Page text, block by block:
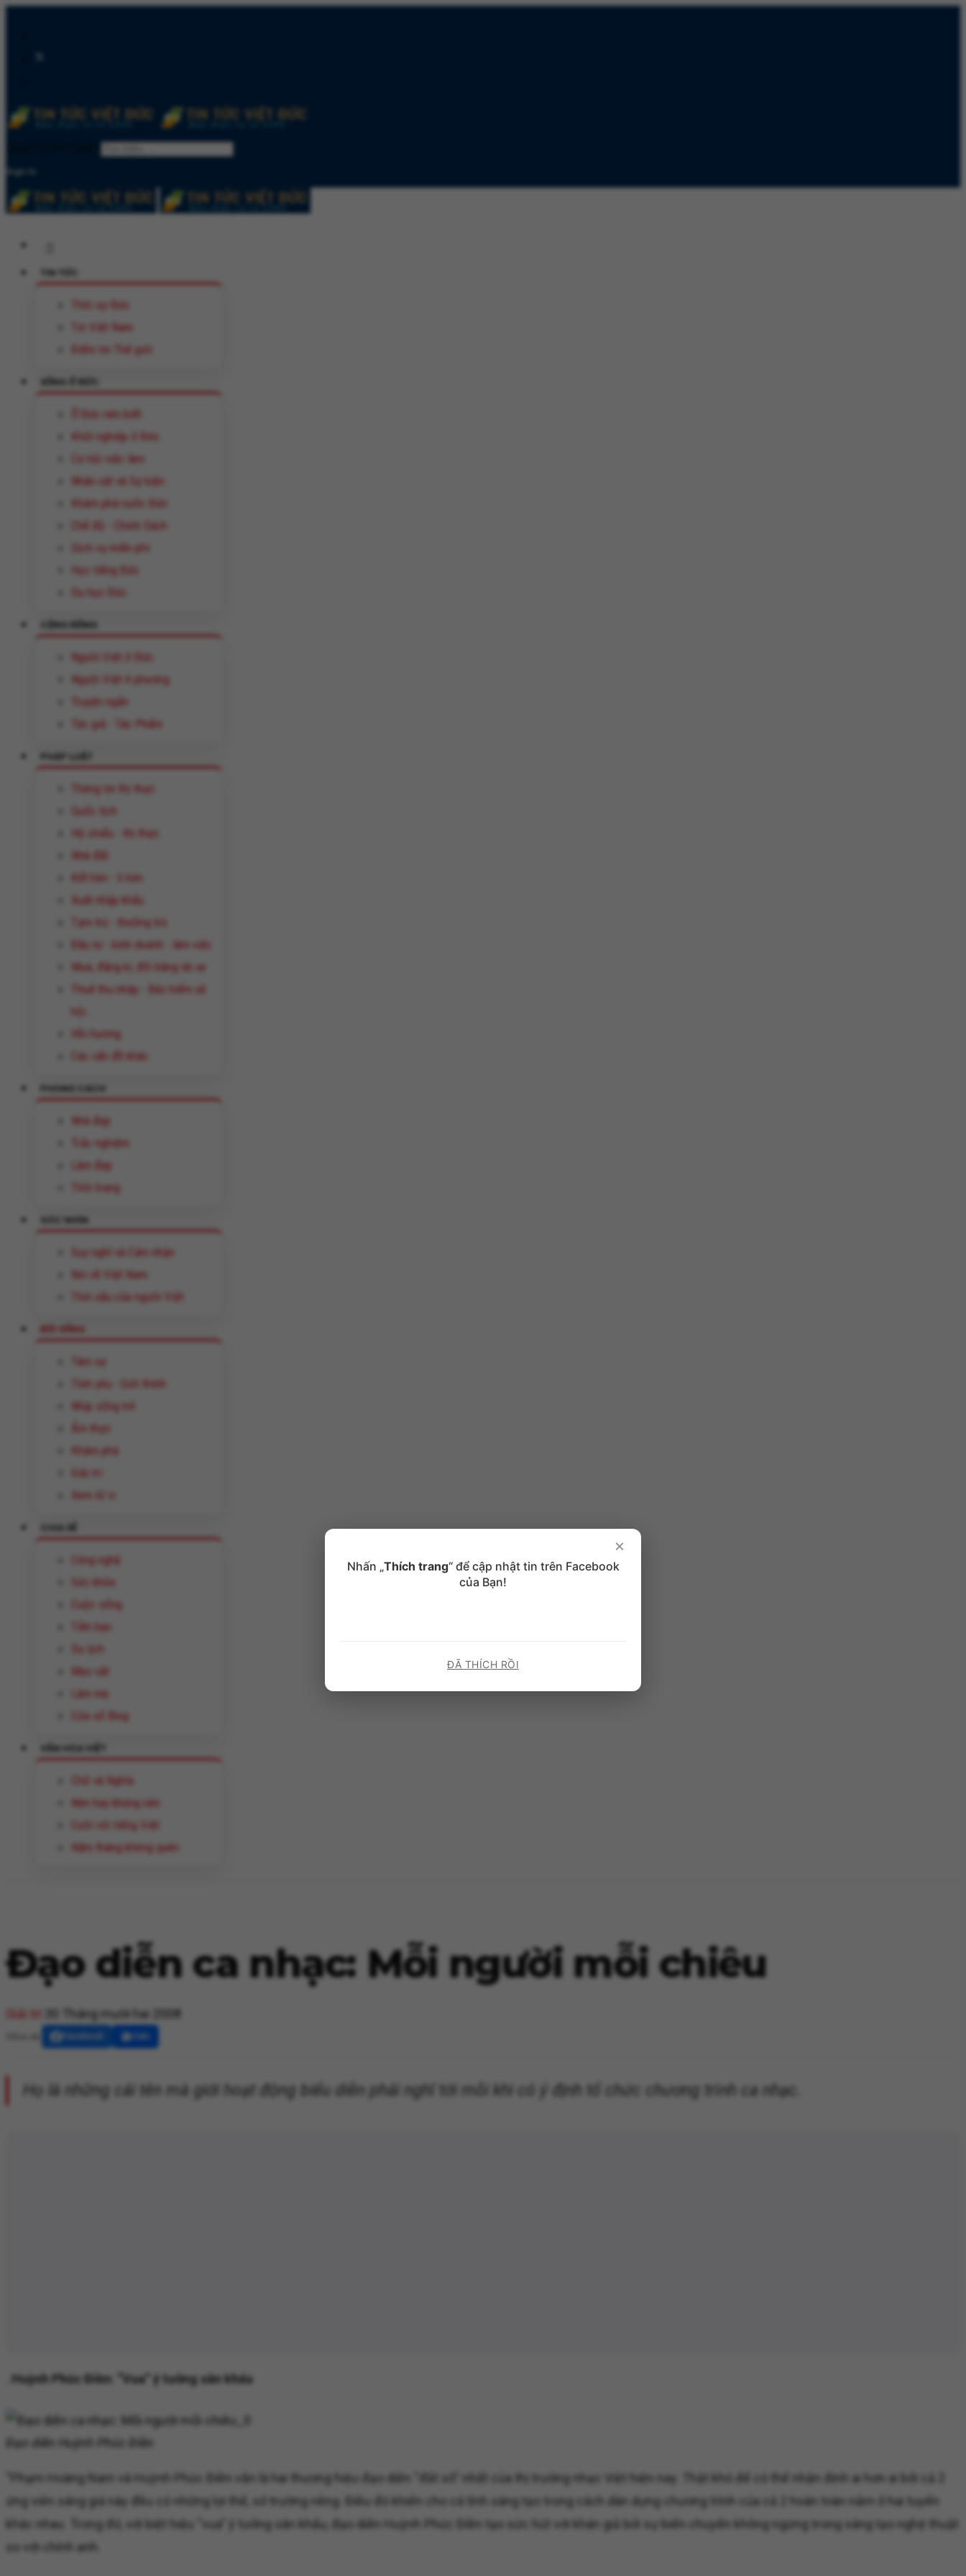
Sign In
TIN TỨC
Thời sự Đức
Tin Việt Nam
Điểm tin Thế giới
SỐNG Ở ĐỨC
Ở Đức nên biết
Khởi nghiệp ở Đức
Cơ hội việc làm
Nhân vật và Sự kiện
Khám phá nước Đức
Chế độ - Chính Sách
Dịch vụ miễn phí
Học tiếng Đức
Du học Đức
CỘNG ĐỒNG
Người Việt ở Đức
Người Việt 4 phương
Truyện ngắn
Tác giả - Tác Phẩm
Thông tin thị thực
Quốc tịch
Hộ chiếu - thị thực
Nhà đất
Kết hôn - li hôn
Xuất nhập khẩu
Tạm trú - thường trú
Đầu tư - kinh doanh - làm việc
Mua, đăng kí, đổi bằng lái xe
Thuế thu nhâp - Bảo hiểm xã
hội
Hồi hương
Các vấn đề khác
PHONG CÁCH
Nhà đẹp
Trắc nghiệm
Làm đẹp
Thời trang
GÓC NHÌN
Suy nghĩ và Cảm nhận
Nói về Việt Nam
Thói xấu của người Việt
ĐỜI SỐNG
Tâm sự
Tình yêu - Giới thính
Nhịp sống trẻ
Ẩm thực
Khám phá
Giải trí
Xem tử vi
CHIA SẺ
Công nghệ
Sức khỏe
Cuộc sống
Tiền bạc
Du lịch
Mẹo vặt
Làm mẹ
Cửa sổ Blog
VĂN HÓA VIỆT
Chữ và Nghĩa
Nên hay không nên
Cười với tiếng Việt
Năm tháng không quên
Đạo diễn ca nhạc: Mỗi người mỗi chiêu
Giải trí 30 Tháng mười hai 2008
Họ là những cái tên mà giới hoạt động biểu diễn phải nghĩ tới mỗi khi có ý định tổ chức chương trình ca nhạc.
Huỳnh Phúc Điền: “Vua” ý tưởng sân khấu
Đạo diễn Huỳnh Phúc Điền
“Phạm Hoàng Nam và Huỳnh Phúc Điền vẫn là hai thương hiệu đạo diễn “đắt sô” nhất của thị trường nhạc Việt hiện nay. Thật khó để có thể nhận định ai hơn ai bởi cả 2
ứng viên sáng giá này đều có những lợi thế, sở trường riêng. Điều đó khiến cho cá tính sáng tạo trong cách dàn dựng chương trình của cả 2 hoàn toàn nằm ở hai tuyến
khác nhau. Trong đó, với biệt hiệu “vua” ý tưởng sân khấu, đạo diễn Huỳnh Phúc Điền tạo sức hút với khán giả bởi sự biến chuyển không ngừng trong sáng tạo nghệ thuật
so với chính anh.
×
Nhấn „Thích trang“ để cập nhật tin trên Facebook
của Bạn!
ĐÃ THÍCH RỒI